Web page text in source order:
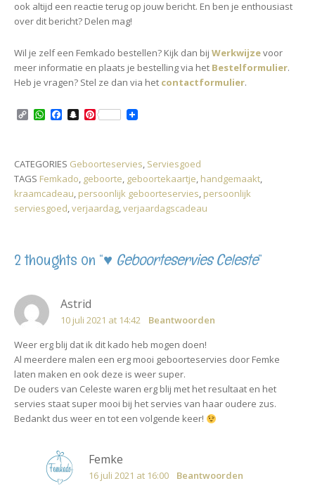
ook altijd een reactie terug op jouw bericht. En ben je enthousiast
over dit bericht? Delen mag!
Wil je zelf een Femkado bestellen? Kijk dan bij Werkwijzevoor
meer informatie en plaats je bestelling via het Bestelformulier.
Heb je vragen? Stel ze dan via het contactformulier.
C
L
i
n
k
W
s
A
p
p
b
o
o
k
S
c
h
a
t
P
e
r
e
s
t
CATEGORIES Geboorteservies, Serviesgoed
TAGS Femkado, geboorte, geboortekaartje, handgemaakt,
kraamcadeau, persoonlijk geboorteservies, persoonlijk
serviesgoed,verjaardag,verjaardagscadeau
2 thoughts on “♥ Geboorteservies Celeste”
Astrid
10 juli 2021 at 14:42
Beantwoorden
Weer erg blij dat ik dit kado heb mogen doen!
Al meerdere malen een erg mooi geboorteservies door Femke
laten maken en ook deze is weer super.
De ouders van Celeste waren erg blij met het resultaat en het
servies staat super mooi bij het servies van haar oudere zus.
Bedankt dus weer en tot een volgende keer!
Femke
16 juli 2021 at 16:00
Beantwoorden